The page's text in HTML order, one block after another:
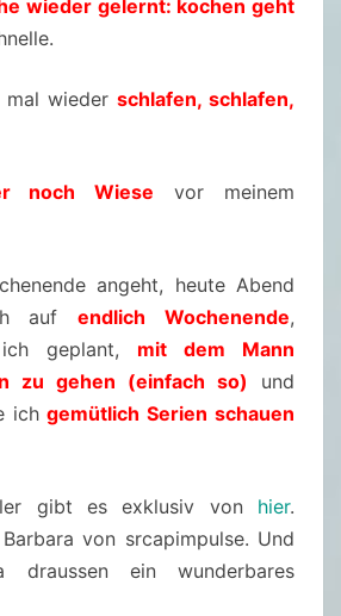
wieder gelernt: kochen geht
wiederschlafen, schlafen,
noch Wiese vor meinem
angeht, heute Abend
aufendlich Wochenende,
geplant, mit dem Mann
zu gehen (einfach so) und
ichgemütlich Serien schauen
gibt es exklusiv von hier.
von srcapimpulse. Und
draussen ein wunderbares